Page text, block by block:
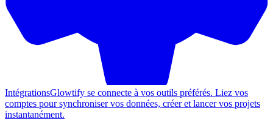
IntégrationsGlowtify se connecte à vos outils préférés. Liez vos
comptes pour synchroniser vos données, créer et lancer vos projets
instantanément.